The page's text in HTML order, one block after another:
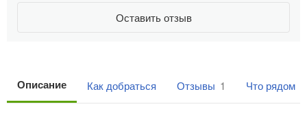
Оставить отзыв
Описание Как добраться Отзывы 1 Что рядом